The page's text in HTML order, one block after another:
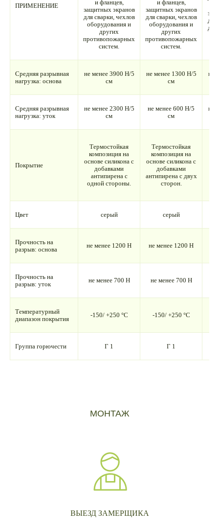
ПРИМЕНЕНИЕ
и фланцев,
защитных экранов
для сварки, чехлов
оборудования и
других
противопожарных
систем.
и фланцев,
защитных экранов
для сварки, чехлов
оборудования и
других
противопожарных
систем.
для
для
Средняя разрывная
нагрузка: основа
не менее 3900 Н/5
см
не менее 1300 Н/5
см
не
Средняя разрывная
нагрузка: уток
не менее 2300 Н/5
см
не менее 600 Н/5
см
не
Покрытие
Термостойкая
композиция на
основе силикона с
добавками
антипирена с
одной стороны.
Термостойкая
композиция на
основе силикона с
добавками
антипирена с двух
сторон.
Цвет серый серый
Прочность на
разрыв: основа
не менее 1200 Н не менее 1200 Н
Прочность на
разрыв: уток
не менее 700 Н не менее 700 Н
Температурный
диапазон покрытия
-150/ +250 °С -150/ +250 °С
Группа горючести Г 1 Г 1
МОНТАЖ
ВЫЕЗД ЗАМЕРЩИКА